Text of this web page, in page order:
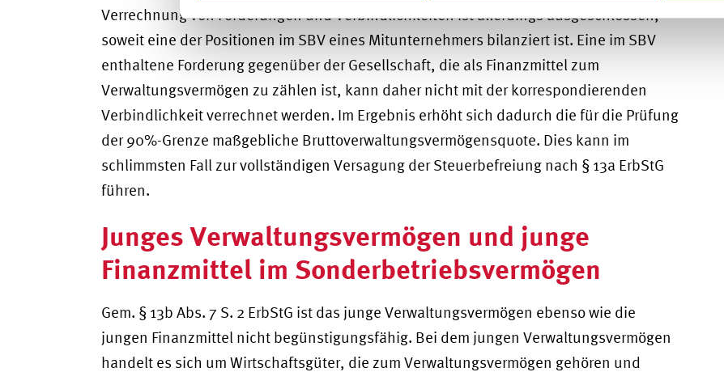
Verrechnung von Forderungen und Verbindlichkeiten ist allerdings ausgeschlossen,
soweit eine der Positionen im SBV eines Mitunternehmers bilanziert ist. Eine im SBV
enthaltene Forderung gegenüber der Gesellschaft, die als Finanzmittel zum
Verwaltungsvermögen zu zählen ist, kann daher nicht mit der korrespondierenden
Verbindlichkeit verrechnet werden. Im Ergebnis erhöht sich dadurch die für die Prüfung
der 90%-Grenze maßgebliche Bruttoverwaltungsvermögensquote. Dies kann im
schlimmsten Fall zur vollständigen Versagung der Steuerbefreiung nach § 13a ErbStG
führen.
Junges Verwaltungsvermögen und junge
Finanzmittel im Sonderbetriebsvermögen
Gem. § 13b Abs. 7 S. 2 ErbStG ist das junge Verwaltungsvermögen ebenso wie die
jungen Finanzmittel nicht begünstigungsfähig. Bei dem jungen Verwaltungsvermögen
handelt es sich um Wirtschaftsgüter, die zum Verwaltungsvermögen gehören und